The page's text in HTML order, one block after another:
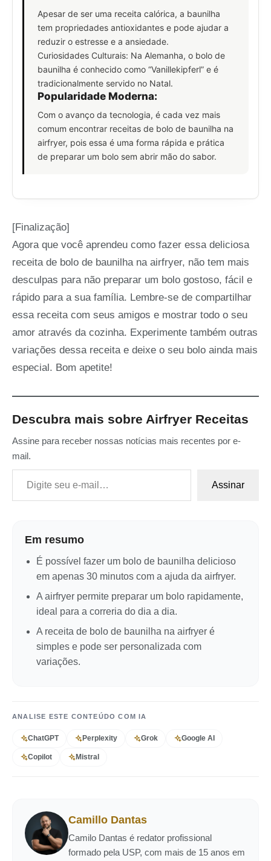
Apesar de ser uma receita calórica, a baunilha
tem propriedades antioxidantes e pode ajudar a
reduzir o estresse e a ansiedade.
Curiosidades Culturais: Na Alemanha, o bolo de
baunilha é conhecido como “Vanillekipferl” e é
tradicionalmente servido no Natal.
Popularidade Moderna:
Com o avanço da tecnologia, é cada vez mais
comum encontrar receitas de bolo de baunilha na
airfryer, pois essa é uma forma rápida e prática
de preparar um bolo sem abrir mão do sabor.
[Finalização]
Agora que você aprendeu como fazer essa deliciosa
receita de bolo de baunilha na airfryer, não tem mais
desculpas para não preparar um bolo gostoso, fácil e
rápido para a sua família. Lembre-se de compartilhar
essa receita com seus amigos e mostrar todo o seu
amor através da cozinha. Experimente também outras
variações dessa receita e deixe o seu bolo ainda mais
especial. Bom apetite!
Descubra mais sobre Airfryer Receitas
Assine para receber nossas notícias mais recentes por e-
mail.
Digite seu e-mail…
Assinar
Em resumo
É possível fazer um bolo de baunilha delicioso
em apenas 30 minutos com a ajuda da airfryer.
A airfryer permite preparar um bolo rapidamente,
ideal para a correria do dia a dia.
A receita de bolo de baunilha na airfryer é
simples e pode ser personalizada com
variações.
ANALISE ESTE CONTEÚDO COM IA
ChatGPT Perplexity Grok Google AI
Copilot Mistral
Camillo Dantas
Camilo Dantas é redator profissional
formado pela USP, com mais de 15 anos em